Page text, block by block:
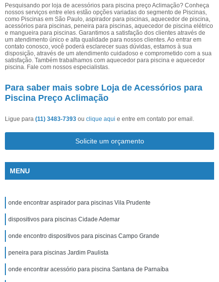
Pesquisando por loja de acessórios para piscina preço Aclimação? Conheça
nossos serviços entre eles estão opções variadas do segmento de Piscinas,
como Piscinas em São Paulo, aspirador para piscinas, aquecedor de piscina,
acessórios para piscinas, peneira para piscinas, aquecedor de piscina elétrico
e mangueira para piscinas. Garantimos a satisfação dos clientes através de
um atendimento único e alta qualidade para nossos clientes. Ao entrar em
contato conosco, você poderá esclarecer suas dúvidas, estamos à sua
disposição, através de um atendimento cuidadoso e comprometido com a sua
satisfação. Também trabalhamos com aquecedor para piscina e aquecedor
piscina. Fale com nossos especialistas.
Para saber mais sobre Loja de Acessórios para
Piscina Preço Aclimação
Ligue para (11) 3483-7393 ou clique aqui e entre em contato por email.
Solicite um orçamento
MENU
onde encontrar aspirador para piscinas Vila Prudente
dispositivos para piscinas Cidade Ademar
onde encontro dispositivos para piscinas Campo Grande
peneira para piscinas Jardim Paulista
onde encontrar acessório para piscina Santana de Parnaíba